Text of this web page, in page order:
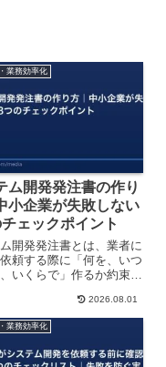
業務効率化
ム開発発注書の作り
小企業が失敗しない
ェックポイント
開発発注書とは、業者に
頼する際に「何を、いつ
いくらで」作るか約束す
ラブル防止のため発注書が
載すべき5項目と失敗パ
策を解説します。
2026.08.01
業務効率化